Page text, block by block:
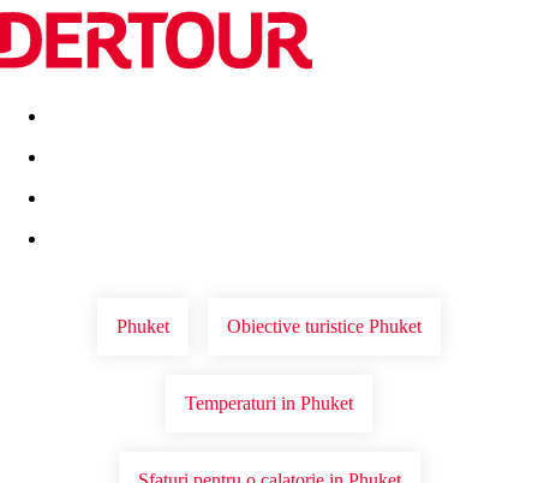
Destinatii Vacanta perfecta OFERTE DE NERATAT
Phuket Obiective turistice Phuket
Temperaturi in Phuket